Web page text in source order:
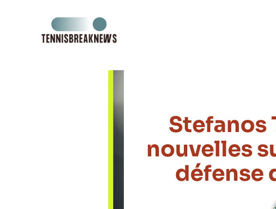
Stefanos
nouvelles
défense